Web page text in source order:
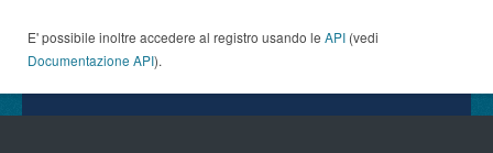
E' possibile inoltre accedere al registro usando le API (vedi
Documentazione API).